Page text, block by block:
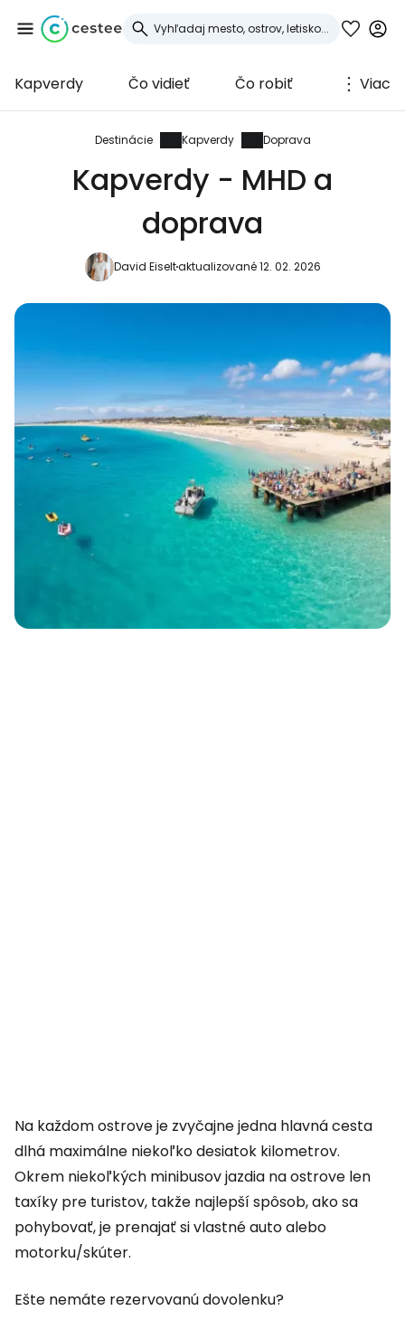
Kapverdy Čo vidieť Čo robiť Viac
Destinácie Kapverdy Doprava
Kapverdy - MHD a
doprava
David Eiseltaktualizované 12. 02. 2026
Na každom ostrove je zvyčajne jedna hlavná cesta
dlhá maximálne niekoľko desiatok kilometrov.
Okrem niekoľkých minibusov jazdia na ostrove len
taxíky pre turistov, takže najlepší spôsob, ako sa
pohybovať, je prenajať si vlastné auto alebo
motorku/skúter.
Ešte nemáte rezervovanú dovolenku?
Prihláste sa do
služby Cestee
... celosvetovej komunity cestovateľov
Pokračovať so službou Google
Pokračovať s e-mailom